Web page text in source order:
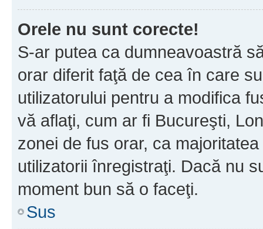
Orele nu sunt corecte!
S-ar putea ca dumneavoastră
orar diferit faţă de cea în care
utilizatorului pentru a modifica
vă aflaţi, cum ar fi Bucureşti,
zonei de fus orar, ca
utilizatorii înregistraţi. Dacă nu
moment bun să o faceţi.
Sus